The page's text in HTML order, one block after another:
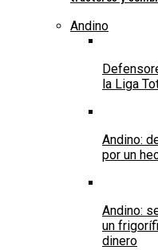
Andino
la Liga
Andino:
por un
Andino:
un
dinero